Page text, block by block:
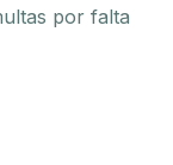
por falta